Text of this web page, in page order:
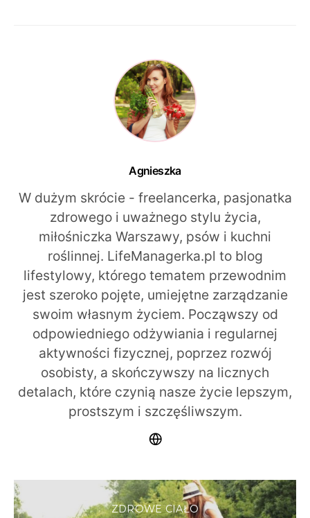
Agnieszka
W dużym skrócie - freelancerka, pasjonatka
zdrowego i uważnego stylu życia,
miłośniczka Warszawy, psów i kuchni
roślinnej. LifeManagerka.pl to blog
lifestylowy, którego tematem przewodnim
jest szeroko pojęte, umiejętne zarządzanie
swoim własnym życiem. Począwszy od
odpowiedniego odżywiania i regularnej
aktywności fizycznej, poprzez rozwój
osobisty, a skończywszy na licznych
detalach, które czynią nasze życie lepszym,
prostszym i szczęśliwszym.
ZDROWE CIAŁO